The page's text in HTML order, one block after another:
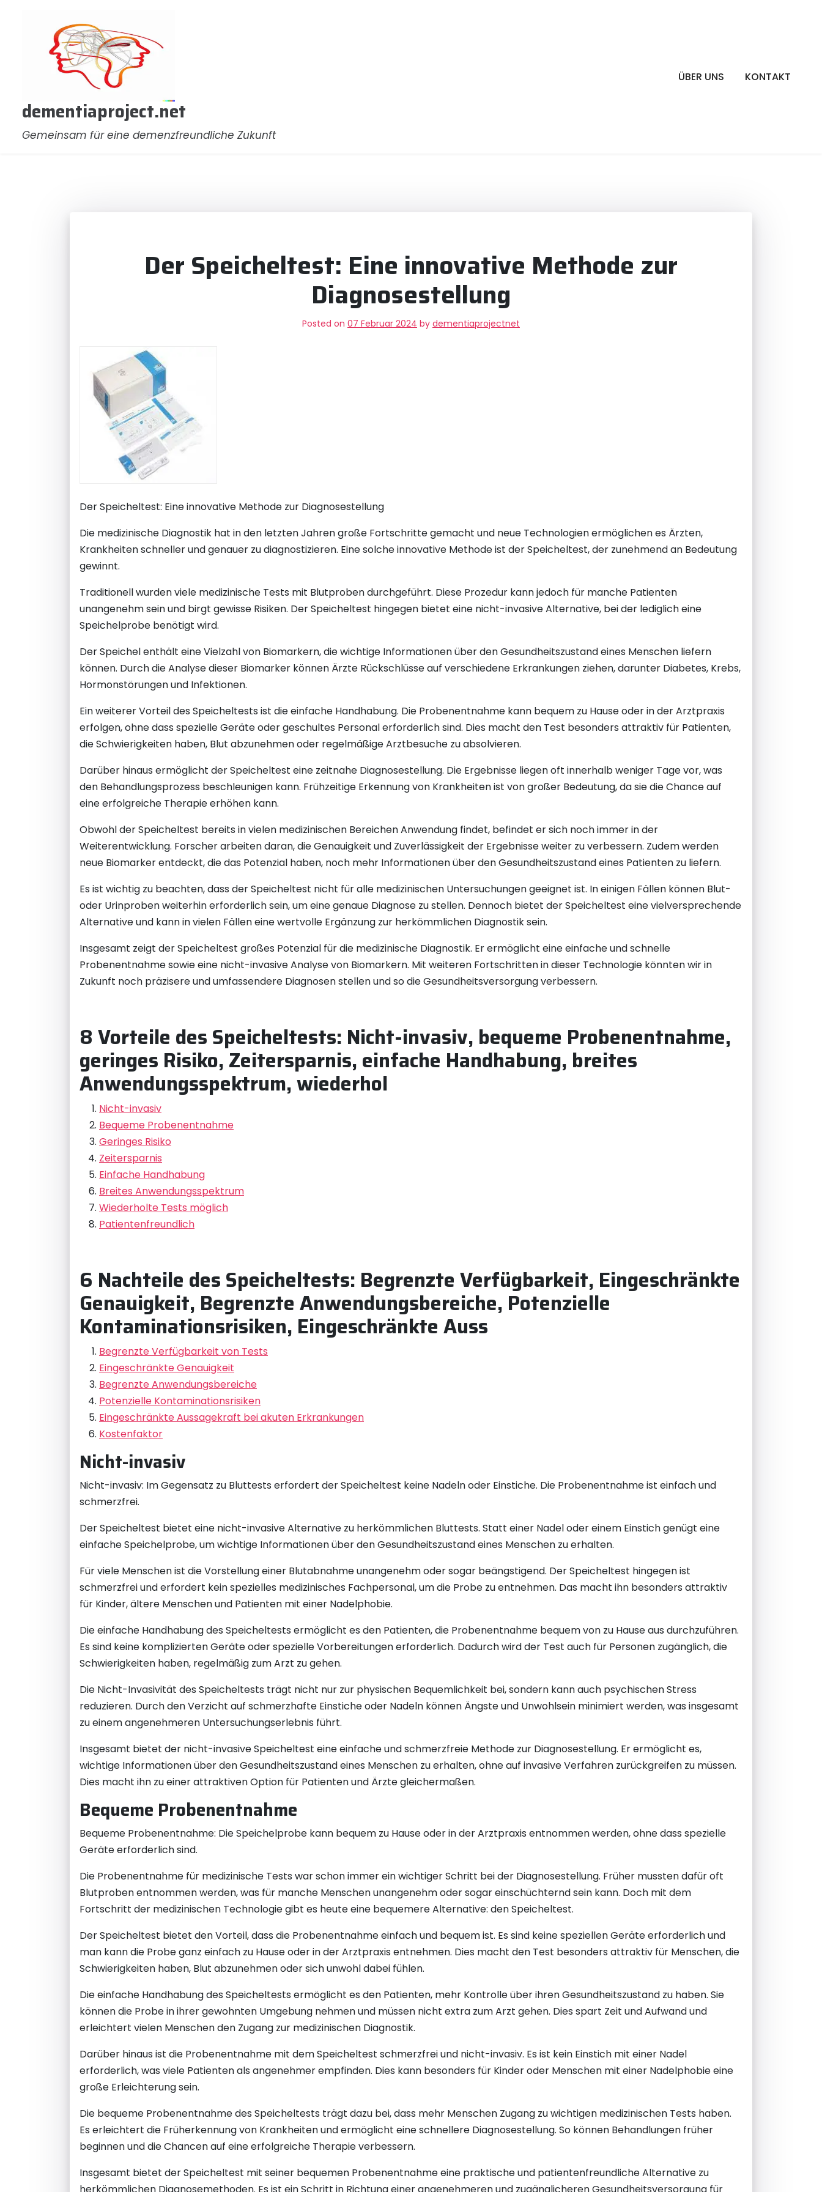
dementiaproject.net
Gemeinsam für eine demenzfreundliche Zukunft
ÜBER UNS KONTAKT
Der Speicheltest: Eine innovative Methode zur
Diagnosestellung
Posted on 07 Februar 2024 by dementiaprojectnet
Der Speicheltest: Eine innovative Methode zur Diagnosestellung
Die medizinische Diagnostik hat in den letzten Jahren große Fortschritte gemacht und neue Technologien ermöglichen es Ärzten,
Krankheiten schneller und genauer zu diagnostizieren. Eine solche innovative Methode ist der Speicheltest, der zunehmend an Bedeutung
gewinnt.
Traditionell wurden viele medizinische Tests mit Blutproben durchgeführt. Diese Prozedur kann jedoch für manche Patienten
unangenehm sein und birgt gewisse Risiken. Der Speicheltest hingegen bietet eine nicht-invasive Alternative, bei der lediglich eine
Speichelprobe benötigt wird.
Der Speichel enthält eine Vielzahl von Biomarkern, die wichtige Informationen über den Gesundheitszustand eines Menschen liefern
können. Durch die Analyse dieser Biomarker können Ärzte Rückschlüsse auf verschiedene Erkrankungen ziehen, darunter Diabetes, Krebs,
Hormonstörungen und Infektionen.
Ein weiterer Vorteil des Speicheltests ist die einfache Handhabung. Die Probenentnahme kann bequem zu Hause oder in der Arztpraxis
erfolgen, ohne dass spezielle Geräte oder geschultes Personal erforderlich sind. Dies macht den Test besonders attraktiv für Patienten,
die Schwierigkeiten haben, Blut abzunehmen oder regelmäßige Arztbesuche zu absolvieren.
Darüber hinaus ermöglicht der Speicheltest eine zeitnahe Diagnosestellung. Die Ergebnisse liegen oft innerhalb weniger Tage vor, was
den Behandlungsprozess beschleunigen kann. Frühzeitige Erkennung von Krankheiten ist von großer Bedeutung, da sie die Chance auf
eine erfolgreiche Therapie erhöhen kann.
Obwohl der Speicheltest bereits in vielen medizinischen Bereichen Anwendung findet, befindet er sich noch immer in der
Weiterentwicklung. Forscher arbeiten daran, die Genauigkeit und Zuverlässigkeit der Ergebnisse weiter zu verbessern. Zudem werden
neue Biomarker entdeckt, die das Potenzial haben, noch mehr Informationen über den Gesundheitszustand eines Patienten zu liefern.
Es ist wichtig zu beachten, dass der Speicheltest nicht für alle medizinischen Untersuchungen geeignet ist. In einigen Fällen können Blut-
oder Urinproben weiterhin erforderlich sein, um eine genaue Diagnose zu stellen. Dennoch bietet der Speicheltest eine vielversprechende
Alternative und kann in vielen Fällen eine wertvolle Ergänzung zur herkömmlichen Diagnostik sein.
Insgesamt zeigt der Speicheltest großes Potenzial für die medizinische Diagnostik. Er ermöglicht eine einfache und schnelle
Probenentnahme sowie eine nicht-invasive Analyse von Biomarkern. Mit weiteren Fortschritten in dieser Technologie könnten wir in
Zukunft noch präzisere und umfassendere Diagnosen stellen und so die Gesundheitsversorgung verbessern.
8 Vorteile des Speicheltests: Nicht-invasiv, bequeme Probenentnahme,
geringes Risiko, Zeitersparnis, einfache Handhabung, breites
Anwendungsspektrum, wiederhol
Nicht-invasiv
Bequeme Probenentnahme
Geringes Risiko
Zeitersparnis
Einfache Handhabung
Breites Anwendungsspektrum
Wiederholte Tests möglich
Patientenfreundlich
6 Nachteile des Speicheltests: Begrenzte Verfügbarkeit, Eingeschränkte
Genauigkeit, Begrenzte Anwendungsbereiche, Potenzielle
Kontaminationsrisiken, Eingeschränkte Auss
Begrenzte Verfügbarkeit von Tests
Eingeschränkte Genauigkeit
Begrenzte Anwendungsbereiche
Potenzielle Kontaminationsrisiken
Eingeschränkte Aussagekraft bei akuten Erkrankungen
Kostenfaktor
Nicht-invasiv
Nicht-invasiv: Im Gegensatz zu Bluttests erfordert der Speicheltest keine Nadeln oder Einstiche. Die Probenentnahme ist einfach und
schmerzfrei.
Der Speicheltest bietet eine nicht-invasive Alternative zu herkömmlichen Bluttests. Statt einer Nadel oder einem Einstich genügt eine
einfache Speichelprobe, um wichtige Informationen über den Gesundheitszustand eines Menschen zu erhalten.
Für viele Menschen ist die Vorstellung einer Blutabnahme unangenehm oder sogar beängstigend. Der Speicheltest hingegen ist
schmerzfrei und erfordert kein spezielles medizinisches Fachpersonal, um die Probe zu entnehmen. Das macht ihn besonders attraktiv
für Kinder, ältere Menschen und Patienten mit einer Nadelphobie.
Die einfache Handhabung des Speicheltests ermöglicht es den Patienten, die Probenentnahme bequem von zu Hause aus durchzuführen.
Es sind keine komplizierten Geräte oder spezielle Vorbereitungen erforderlich. Dadurch wird der Test auch für Personen zugänglich, die
Schwierigkeiten haben, regelmäßig zum Arzt zu gehen.
Die Nicht-Invasivität des Speicheltests trägt nicht nur zur physischen Bequemlichkeit bei, sondern kann auch psychischen Stress
reduzieren. Durch den Verzicht auf schmerzhafte Einstiche oder Nadeln können Ängste und Unwohlsein minimiert werden, was insgesamt
zu einem angenehmeren Untersuchungserlebnis führt.
Insgesamt bietet der nicht-invasive Speicheltest eine einfache und schmerzfreie Methode zur Diagnosestellung. Er ermöglicht es,
wichtige Informationen über den Gesundheitszustand eines Menschen zu erhalten, ohne auf invasive Verfahren zurückgreifen zu müssen.
Dies macht ihn zu einer attraktiven Option für Patienten und Ärzte gleichermaßen.
Bequeme Probenentnahme
Bequeme Probenentnahme: Die Speichelprobe kann bequem zu Hause oder in der Arztpraxis entnommen werden, ohne dass spezielle
Geräte erforderlich sind.
Die Probenentnahme für medizinische Tests war schon immer ein wichtiger Schritt bei der Diagnosestellung. Früher mussten dafür oft
Blutproben entnommen werden, was für manche Menschen unangenehm oder sogar einschüchternd sein kann. Doch mit dem
Fortschritt der medizinischen Technologie gibt es heute eine bequemere Alternative: den Speicheltest.
Der Speicheltest bietet den Vorteil, dass die Probenentnahme einfach und bequem ist. Es sind keine speziellen Geräte erforderlich und
man kann die Probe ganz einfach zu Hause oder in der Arztpraxis entnehmen. Dies macht den Test besonders attraktiv für Menschen, die
Schwierigkeiten haben, Blut abzunehmen oder sich unwohl dabei fühlen.
Die einfache Handhabung des Speicheltests ermöglicht es den Patienten, mehr Kontrolle über ihren Gesundheitszustand zu haben. Sie
können die Probe in ihrer gewohnten Umgebung nehmen und müssen nicht extra zum Arzt gehen. Dies spart Zeit und Aufwand und
erleichtert vielen Menschen den Zugang zur medizinischen Diagnostik.
Darüber hinaus ist die Probenentnahme mit dem Speicheltest schmerzfrei und nicht-invasiv. Es ist kein Einstich mit einer Nadel
erforderlich, was viele Patienten als angenehmer empfinden. Dies kann besonders für Kinder oder Menschen mit einer Nadelphobie eine
große Erleichterung sein.
Die bequeme Probenentnahme des Speicheltests trägt dazu bei, dass mehr Menschen Zugang zu wichtigen medizinischen Tests haben.
Es erleichtert die Früherkennung von Krankheiten und ermöglicht eine schnellere Diagnosestellung. So können Behandlungen früher
beginnen und die Chancen auf eine erfolgreiche Therapie verbessern.
Insgesamt bietet der Speicheltest mit seiner bequemen Probenentnahme eine praktische und patientenfreundliche Alternative zu